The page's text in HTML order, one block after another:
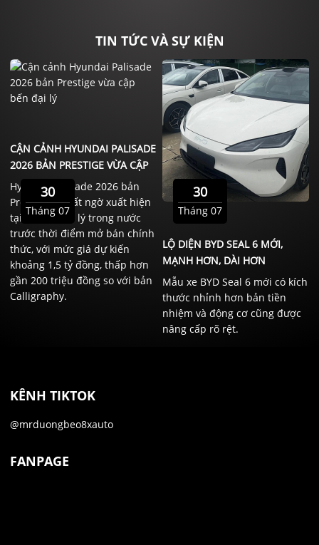
TIN TỨC VÀ SỰ KIỆN
CẬN CẢNH HYUNDAI PALISADE
2026 BẢN PRESTIGE VỪA CẬP
BẾN ĐẠI LÝ
Hyundai Palisade 2026 bản
Prestige đã bất ngờ xuất hiện
tại một số đại lý trong nước
trước thời điểm mở bán chính
thức, với mức giá dự kiến
khoảng 1,5 tỷ đồng, thấp hơn
gần 200 triệu đồng so với bản
Calligraphy.
30
Tháng 07
LỘ DIỆN BYD SEAL 6 MỚI,
MẠNH HƠN, DÀI HƠN
Mẫu xe BYD Seal 6 mới có kích
thước nhỉnh hơn bản tiền
nhiệm và động cơ cũng được
nâng cấp rõ rệt.
30
Tháng 07
KÊNH TIKTOK
@mrduongbeo8xauto
FANPAGE